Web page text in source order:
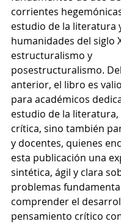
corrientes
estudio de la literatura
humanidades del siglo
estructuralismo y
posestructuralismo.
anterior, el libro es
para académicos
estudio de la literatura,
crítica, sino también
y docentes, quienes
esta publicación una
sintética, ágil y clara
problemas
comprender el
pensamiento crítico